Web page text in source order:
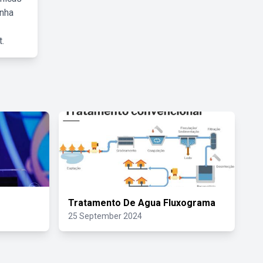
Tratamento De Agua Fluxograma
25 September 2024